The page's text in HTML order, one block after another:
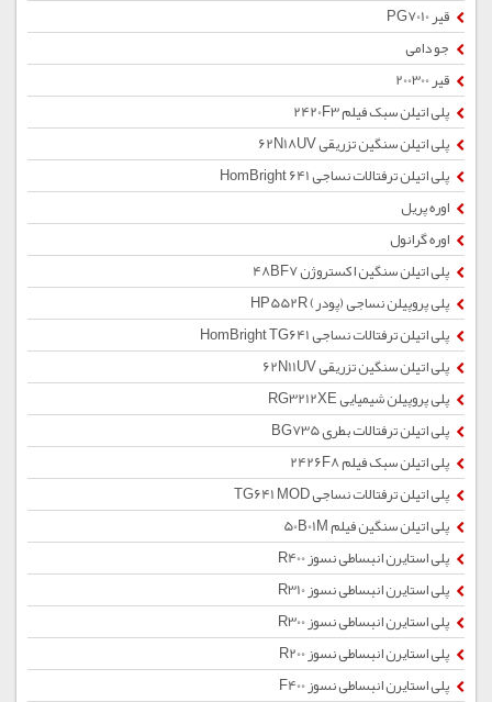
قیر PG7010
جو دامی
قیر 200300
پلی اتیلن سبک فیلم 2420F3
پلی اتیلن سنگین تزریقی 62N18UV
پلی اتیلن ترفتالات نساجی HomBright 641
اوره پریل
اوره گرانول
پلی اتیلن سنگین اکستروژن 48BF7
پلی پروپیلن نساجی (پودر) HP552R
پلی اتیلن ترفتالات نساجی HomBright TG641
پلی اتیلن سنگین تزریقی 62N11UV
پلی پروپیلن شیمیایی RG3212XE
پلی اتیلن ترفتالات بطری BG735
پلی اتیلن سبک فیلم 2426F8
پلی اتیلن ترفتالات نساجی TG641 MOD
پلی اتیلن سنگین فیلم 50B01M
پلی استایرن انبساطی نسوز R400
پلی استایرن انبساطی نسوز R310
پلی استایرن انبساطی نسوز R300
پلی استایرن انبساطی نسوز R200
پلی استایرن انبساطی نسوز F400